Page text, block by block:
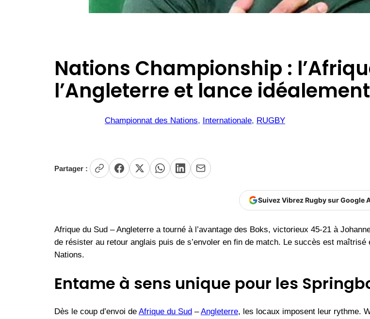
Nations Championship :
l’Angleterre et lance
Championnat des Nations, Internationale, RUGBY
Partager :
Suivez Vibrez Rugby sur Google
Afrique du Sud – Angleterre a tourné à l’avantage des Boks, victorieux 45-21 à
de résister au retour anglais puis de s’envoler en fin de match. Le succès est
Nations.
Entame à sens unique pour les
Dès le coup d’envoi de Afrique du Sud –Angleterre, les locaux imposent leur rythme.